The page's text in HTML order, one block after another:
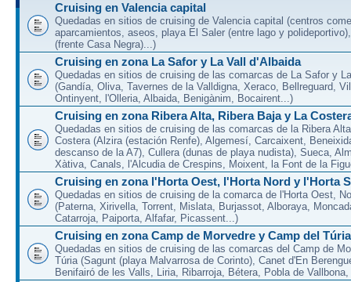
Cruising en Valencia capital
Quedadas en sitios de cruising de Valencia capital (centros
aparcamientos, aseos, playa El Saler (entre lago y
(frente Casa Negra)...)
Cruising en zona La Safor y La Vall d'Albaida
Quedadas en sitios de cruising de las comarcas de La Safor y
(Gandía, Oliva, Tavernes de la Valldigna, Xeraco, Bellreguard,
Ontinyent, l'Olleria, Albaida, Benigànim, Bocairent...)
Cruising en zona Ribera Alta, Ribera Baja y La
Quedadas en sitios de cruising de las comarcas de la Ribera
Costera (Alzira (estación Renfe), Algemesí, Carcaixent,
descanso de la A7), Cullera (dunas de playa nudista), Sueca,
Xàtiva, Canals, l'Alcudia de Crespins, Moixent, la Font de la
Cruising en zona l'Horta Oest, l'Horta Nord y l'Horta
Quedadas en sitios de cruising de la comarca de l'Horta Oest,
(Paterna, Xirivella, Torrent, Mislata, Burjassot, Alboraya,
Catarroja, Paiporta, Alfafar, Picassent...)
Cruising en zona Camp de Morvedre y Camp del Túria
Quedadas en sitios de cruising de las comarcas del Camp de
Túria (Sagunt (playa Malvarrosa de Corinto), Canet d'En
Benifairó de les Valls, Liria, Ribarroja, Bétera, Pobla de